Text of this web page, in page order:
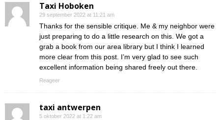
Taxi Hoboken
29 september 2022 at 11:21 am
Thanks for the sensible critique. Me & my neighbor were
just preparing to do a little research on this. We got a
grab a book from our area library but I think I learned
more clear from this post. I’m very glad to see such
excellent information being shared freely out there.
Reageer
taxi antwerpen
5 oktober 2022 at 1:22 am